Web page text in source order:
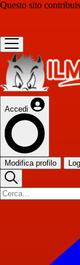
Questo sito
Accedi
Modifica profilo